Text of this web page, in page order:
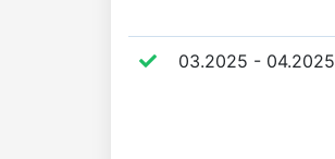
03.2025 - 04.2025